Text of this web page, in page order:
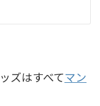
ズはすべてマン